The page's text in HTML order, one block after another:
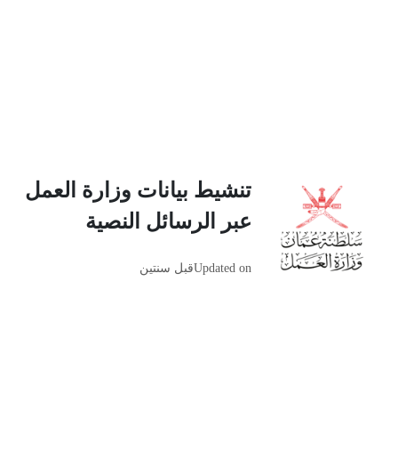
تنشيط بيانات وزارة العمل
عبر الرسائل النصية
Updated onقبل سنتين